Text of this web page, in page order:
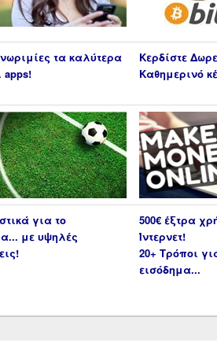
τα καλύτερα
apps!
Κερδίστε
Καθημερινό
για το
με υψηλές
500€ έξτρα
Ίντερνετ!
20+ Τρόποι
εισόδημα...